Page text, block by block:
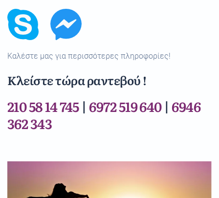
Καλέστε μας για περισσότερες πληροφορίες!
Κλείστε τώρα ραντεβού !
210 58 14 745| 6972 519 640| 6946
362 343